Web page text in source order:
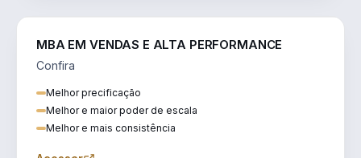
MBA EM VENDAS E ALTA PERFORMANCE
Confira
Melhor precificação
Melhor e maior poder de escala
Melhor e mais consistência